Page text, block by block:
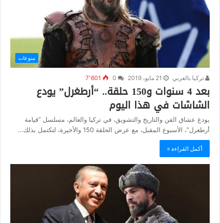
منوعات
تركيا بالعربي 21 مايو، 2019 7٬601
بعد 4 سنوات و150 حلقة.. “أرطغرل” يودع
الشاشات في هذا اليوم
يودع عشاق الفن والتاريخ والتشويق، في تركيا والعالم، مسلسل “قيامة
أرطغرل”، الأسبوع المقبل، مع عرض الحلقة 150 والأخيرة، لتكتمل بذلك…
أكمل القراءة »